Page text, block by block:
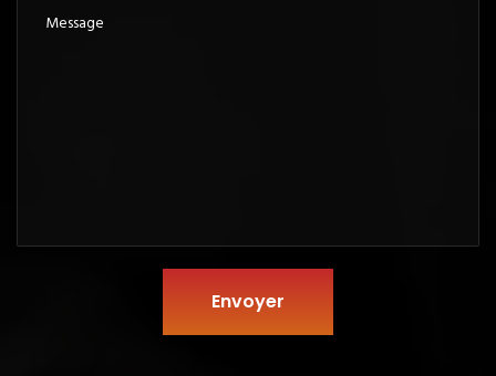
Envoyer